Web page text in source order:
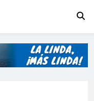
y el
24 horas